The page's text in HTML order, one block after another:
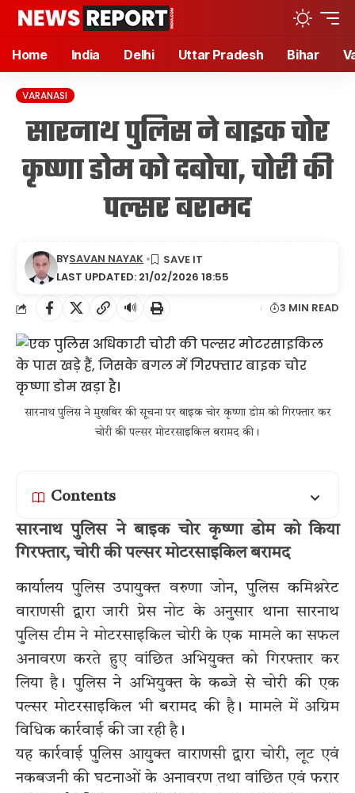
Home India Delhi Uttar Pradesh Bihar
VARANASI
सारनाथ पुलिस ने बाइक चोर
कृष्णा डोम को दबोचा, चोरी की
पल्सर बरामद
LAST UPDATED: 21/02/2026 18:55
BYSAVAN NAYAK
🔊 3 MIN READ
सारनाथ पुलिस ने मुखबिर की सूचना पर बाइक चोर कृष्णा डोम को गिरफ्तार कर
चोरी की पल्सर मोटरसाइकिल बरामद की।
Contents
सारनाथ पुलिस ने बाइक चोर कृष्णा डोम को किया
गिरफ्तार, चोरी की पल्सर मोटरसाइकिल बरामद
कार्यालय पुलिस उपायुक्त वरुणा जोन, पुलिस कमिश्नरेट
वाराणसी द्वारा जारी प्रेस नोट के अनुसार थाना सारनाथ
पुलिस टीम ने मोटरसाइकिल चोरी के एक मामले का सफल
अनावरण करते हुए वांछित अभियुक्त को गिरफ्तार कर
लिया है। पुलिस ने अभियुक्त के कब्जे से चोरी की एक
पल्सर मोटरसाइकिल भी बरामद की है। मामले में अग्रिम
विधिक कार्रवाई की जा रही है।
यह कार्रवाई पुलिस आयुक्त वाराणसी द्वारा चोरी, लूट एवं
नकबजनी की घटनाओं के अनावरण तथा वांछित एवं फरार